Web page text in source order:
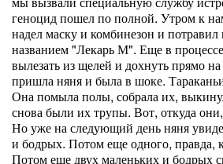
геноцид пошел по полной. Утром к
надел маску и комбинезон и
названием "Лекарь М". Еще в
вылезать из щелей и дохнуть прямо
пришла няня и была в шоке.
Она помыла полы, собрала их,
снова были их трупы. Вот, откуда
Но уже на следующий день няня
и бодрых. Потом еще одного, правда,
Потом еще двух маленьких и бодрых